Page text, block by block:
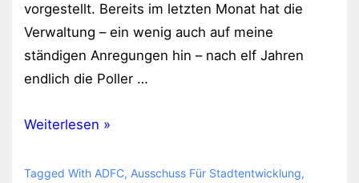
vorgestellt. Bereits im letzten Monat hat die
Verwaltung – ein wenig auch auf meine
ständigen Anregungen hin – nach elf Jahren
endlich die Poller …
Der
soll
Weiterlesen »
Tagged With ADFC, Ausschuss Für Stadtentwicklung,